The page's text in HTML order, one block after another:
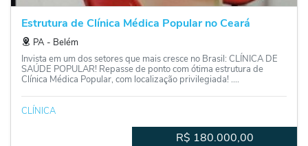
Estrutura de Clínica Médica Popular no Ceará
PA ‐ Belém
Invista em um dos setores que mais cresce no Brasil: CLÍNICA DE
SAÚDE POPULAR! Repasse de ponto com ótima estrutura de
Clínica Médica Popular, com localização privilegiada! ....
CLÍNICA
R$ 180.000,00